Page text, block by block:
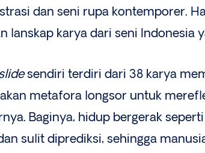
dan seni rupa kontemporer.
lanskap karya dari seni Indonesia
sendiri terdiri dari 38 karya
metafora longsor untuk
Baginya, hidup bergerak
sulit diprediksi, sehingga